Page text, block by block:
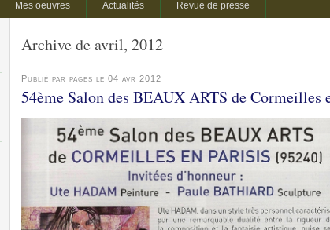
Mes oeuvres Actualités Revue de presse
Archive de avril, 2012
Publié par pages le 04 avr 2012
54ème Salon des BEAUX ARTS de Cormeilles